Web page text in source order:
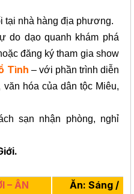
tại nhà hàng địa phương.
do dạo quanh khám phá
đăng ký tham gia show
Tình – với phần trình diễn
hóa của dân tộc Miêu,
sạn nhận phòng, nghỉ
– ÂN
Ăn: Sáng /